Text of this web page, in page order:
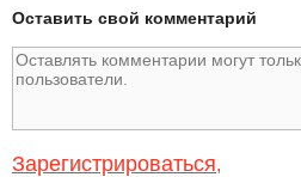
Оставить свой комментарий
Зарегистрироваться,